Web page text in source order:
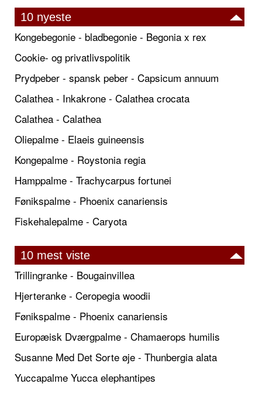
10 nyeste
Kongebegonie - bladbegonie - Begonia x rex
Cookie- og privatlivspolitik
Prydpeber - spansk peber - Capsicum annuum
Calathea - Inkakrone - Calathea crocata
Calathea - Calathea
Oliepalme - Elaeis guineensis
Kongepalme - Roystonia regia
Hamppalme - Trachycarpus fortunei
Fønikspalme - Phoenix canariensis
Fiskehalepalme - Caryota
10 mest viste
Trillingranke - Bougainvillea
Hjerteranke - Ceropegia woodii
Fønikspalme - Phoenix canariensis
Europæisk Dværgpalme - Chamaerops humilis
Susanne Med Det Sorte øje - Thunbergia alata
Yuccapalme Yucca elephantipes